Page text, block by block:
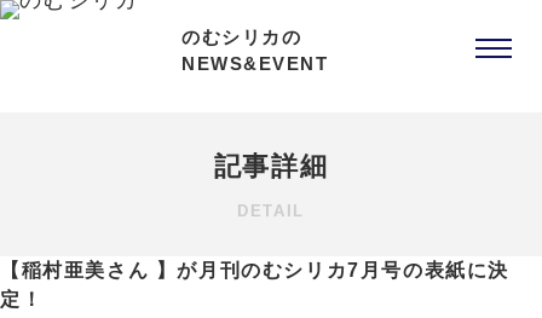
のむシリカの
NEWS&EVENT
記事詳細
DETAIL
【稲村亜美さん 】が月刊のむシリカ7月号の表紙に決
定！